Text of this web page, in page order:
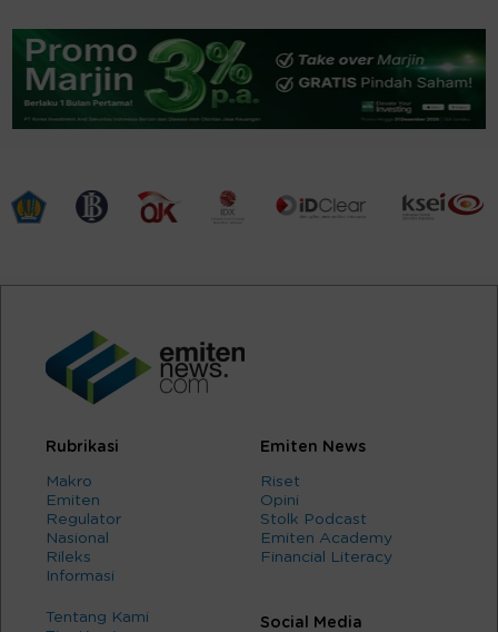
Rubrikasi
Makro
Emiten
Regulator
Nasional
Rileks
Informasi
Emiten News
Riset
Opini
Stolk Podcast
Emiten Academy
Financial Literacy
Tentang Kami
Social Media